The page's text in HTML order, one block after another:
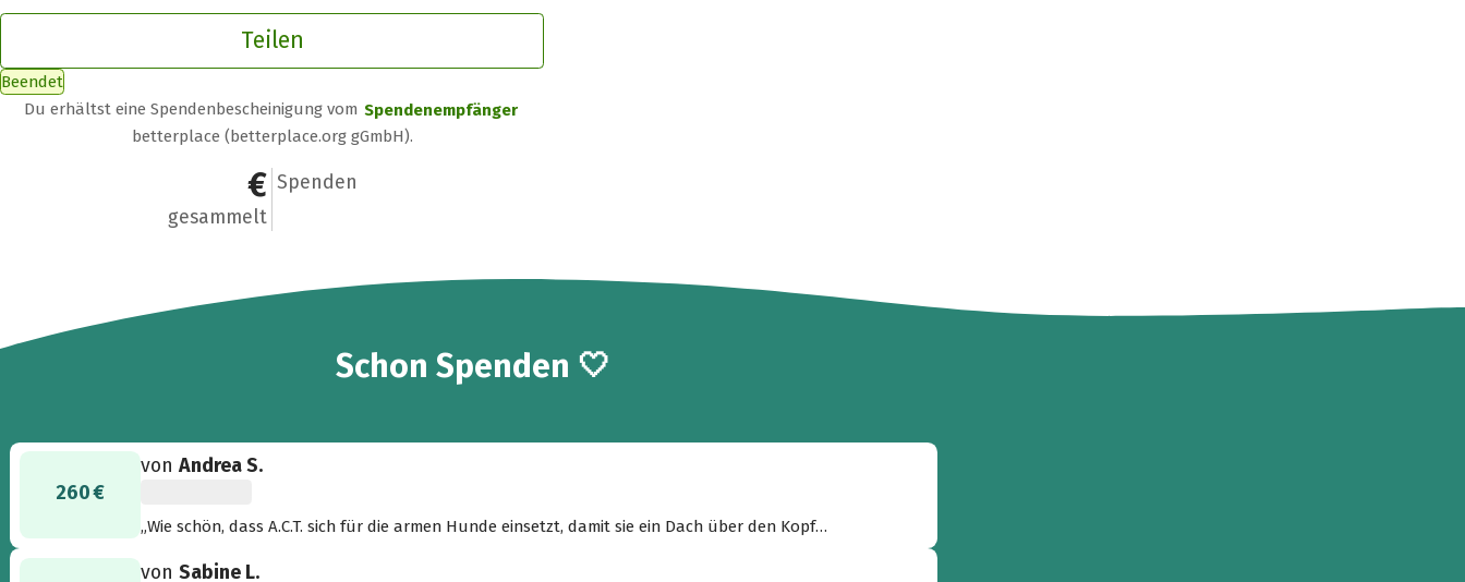
Teilen
Beendet
Du erhältst eine Spendenbescheinigung vom Spendenempfänger
betterplace (betterplace.org gGmbH).
525 €
gesammelt
6
Spenden
Schon6
Spenden 🤍
260 €
vonAndrea S.
„Wie schön, dass A.C.T. sich für die armen Hunde einsetzt, damit sie ein Dach über den Kopf
vonSabine L.